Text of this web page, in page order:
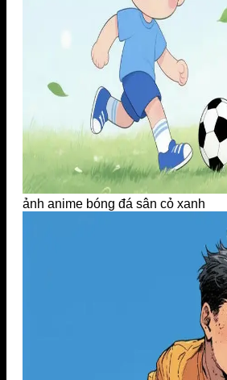
ảnh anime bóng đá sân cỏ xanh